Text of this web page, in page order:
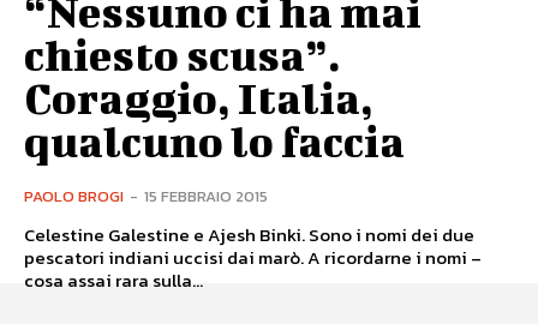
“Nessuno ci ha mai
chiesto scusa”.
Coraggio, Italia,
qualcuno lo faccia
PAOLO BROGI - 15 FEBBRAIO 2015
Celestine Galestine e Ajesh Binki. Sono i nomi dei due
pescatori indiani uccisi dai marò. A ricordarne i nomi –
cosa assai rara sulla...